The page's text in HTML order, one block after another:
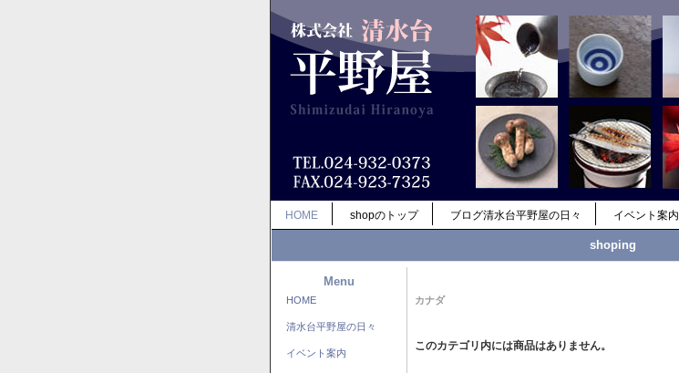
HOME shopのトップ ブログ清水台平野屋の日々 イベント案内
shoping
Menu
HOME
清水台平野屋の日々
イベント案内
カナダ
このカテゴリ内には商品はありません。